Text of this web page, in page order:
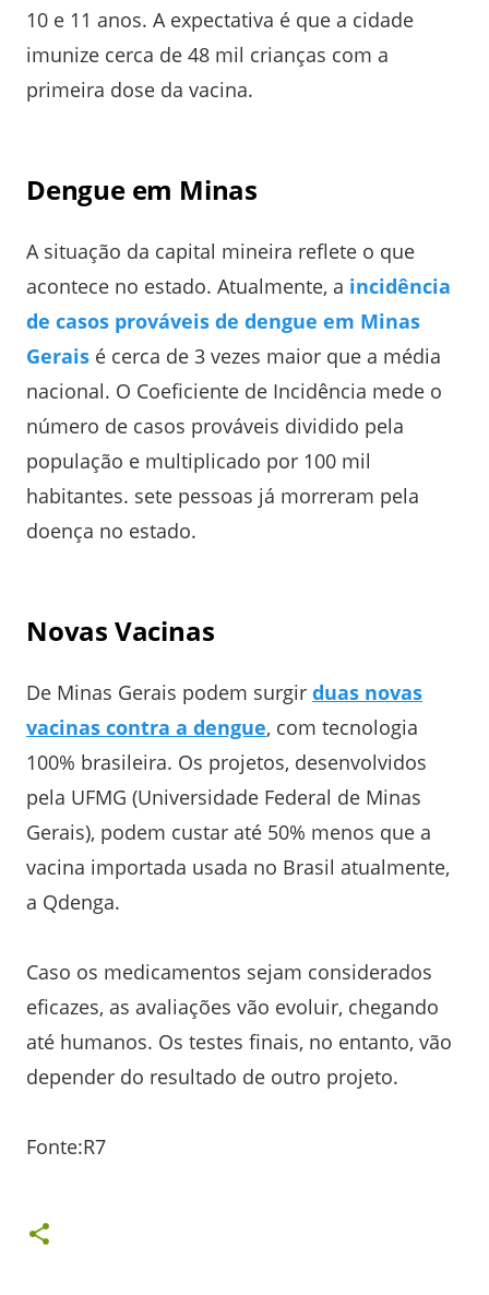
10 e 11 anos. A expectativa é que a cidade
imunize cerca de 48 mil crianças com a
primeira dose da vacina.
Dengue em Minas
A situação da capital mineira reflete o que
acontece no estado. Atualmente, a incidência
de casos prováveis de dengue em Minas
Gerais é cerca de 3 vezes maior que a média
nacional. O Coeficiente de Incidência mede o
número de casos prováveis dividido pela
população e multiplicado por 100 mil
habitantes. sete pessoas já morreram pela
doença no estado.
Novas Vacinas
De Minas Gerais podem surgir duas novas
vacinas contra a dengue, com tecnologia
100% brasileira. Os projetos, desenvolvidos
pela UFMG (Universidade Federal de Minas
Gerais), podem custar até 50% menos que a
vacina importada usada no Brasil atualmente,
a Qdenga.
Caso os medicamentos sejam considerados
eficazes, as avaliações vão evoluir, chegando
até humanos. Os testes finais, no entanto, vão
depender do resultado de outro projeto.
Fonte:R7